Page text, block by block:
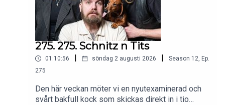
våra olika omröstningar. Fred, kärlek och Fernet.
Medverkande:Jesper Borgenstrand, Henrik Olsen,
Agnes Fällman, Patrik Tapper
Stöd oss på
Patreon:https://www.patreon.com/Hantparestaurang
275. 275. Schnitz n Tits
01:10:56 | söndag 2 augusti 2026 | Season 12, Ep.
275
Den här veckan möter vi en nyutexaminerad och
svårt bakfull kock som skickas direkt in i tio